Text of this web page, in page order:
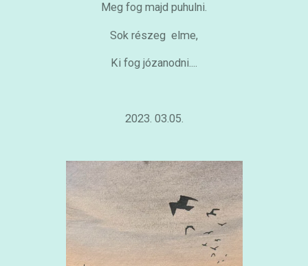
Meg fog majd puhulni.
Sok részeg elme,
Ki fog józanodni....
2023. 03.05.